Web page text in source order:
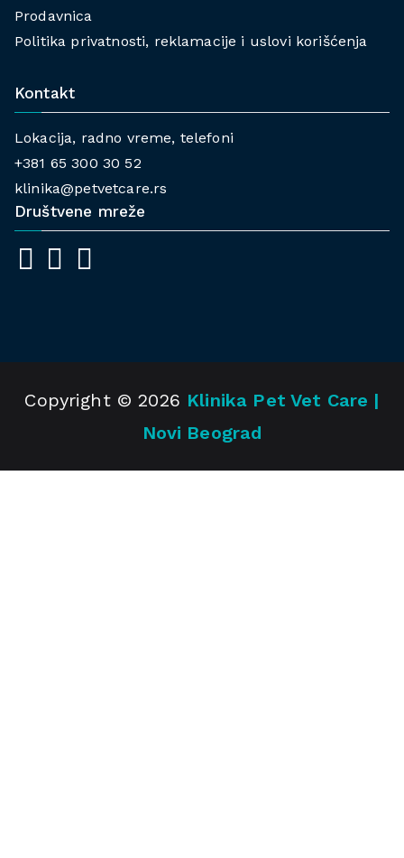
Prodavnica
Politika privatnosti, reklamacije i uslovi korišćenja
Kontakt
Lokacija, radno vreme, telefoni
+381 65 300 30 52
klinika@petvetcare.rs
Društvene mreže
Copyright © 2026 Klinika Pet Vet Care |
Novi Beograd